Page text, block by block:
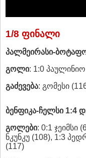
1/8 ფინალი
პალმეირასი-
გოლი: 1:0
გაძევება: გომესი
ბენფიკა-ჩელსი 1:4
გოლები: 0:1 ჯეიმსი
ნკუნკუ (108), 1:3
(117)